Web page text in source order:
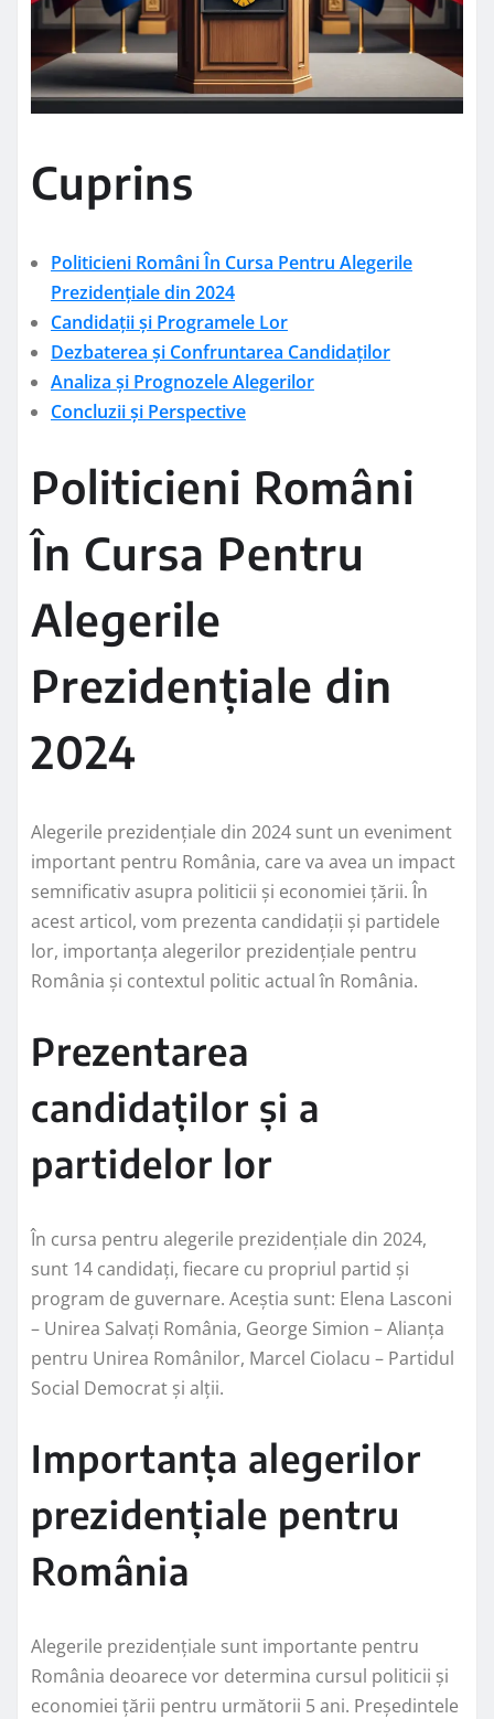
Cuprins
Politicieni Români În Cursa Pentru Alegerile
Prezidențiale din 2024
Candidații și Programele Lor
Dezbaterea și Confruntarea Candidaților
Analiza și Prognozele Alegerilor
Concluzii și Perspective
Politicieni Români
În Cursa Pentru
Alegerile
Prezidențiale din
2024
Alegerile prezidențiale din 2024 sunt un eveniment
important pentru România, care va avea un impact
semnificativ asupra politicii și economiei țării. În
acest articol, vom prezenta candidații și partidele
lor, importanța alegerilor prezidențiale pentru
România și contextul politic actual în România.
Prezentarea
candidaților și a
partidelor lor
În cursa pentru alegerile prezidențiale din 2024,
sunt 14 candidați, fiecare cu propriul partid și
program de guvernare. Aceștia sunt: Elena Lasconi
– Unirea Salvați România, George Simion – Alianța
pentru Unirea Românilor, Marcel Ciolacu – Partidul
Social Democrat și alții.
Importanța alegerilor
prezidențiale pentru
România
Alegerile prezidențiale sunt importante pentru
România deoarece vor determina cursul politicii și
economiei țării pentru următorii 5 ani. Președintele